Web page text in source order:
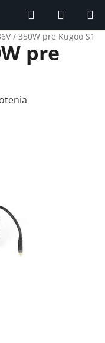
Hľadať
KOŠÍK
/ 350W pre Kugoo S1
pre